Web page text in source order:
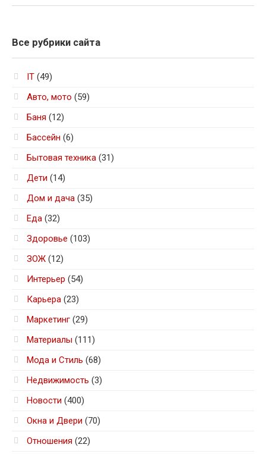
Все рубрики сайта
IT (49)
Авто, мото (59)
Баня (12)
Бассейн (6)
Бытовая техника (31)
Дети (14)
Дом и дача (35)
Еда (32)
Здоровье (103)
ЗОЖ (12)
Интерьер (54)
Карьера (23)
Маркетинг (29)
Материалы (111)
Мода и Стиль (68)
Недвижимость (3)
Новости (400)
Окна и Двери (70)
Отношения (22)